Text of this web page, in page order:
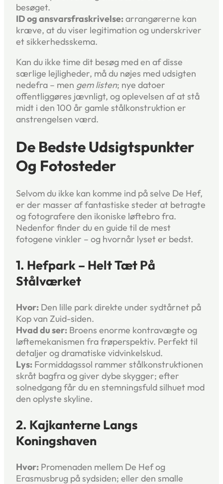
besøget.
ID og ansvarsfraskrivelse:arrangørerne kan
kræve, at du viser legitimation og underskriver
et sikkerheds­skema.
Kan du ikke time dit besøg med en af disse
særlige lejligheder, må du nøjes med udsigten
nedefra – men gem listen; nye datoer
offentliggøres jævnligt, og oplevelsen af at stå
midt i den 100 år gamle stålkonstruktion er
anstrengelsen værd.
De Bedste Udsigtspunkter
Og Fotosteder
Selvom du ikke kan komme ind på selve De Hef,
er der masser af fantastiske steder at betragte
og fotografere den ikoniske løftebro fra.
Nedenfor finder du en guide til de mest
fotogene vinkler – og hvornår lyset er bedst.
1. Hefpark – Helt Tæt På
Stålværket
Hvor: Den lille park direkte under sydtårnet på
Kop van Zuid-siden.
Hvad du ser: Broens enorme kontravægte og
løfte­mekanismen fra frøperspektiv. Perfekt til
detaljer og dramatiske vidvinkel­skud.
Lys: Formiddagssol rammer stål­konstruktionen
skråt bagfra og giver dybe skygger; efter
solnedgang får du en stemningsfuld silhuet mod
den oplyste skyline.
2. Kajkanterne Langs
Koningshaven
Hvor: Promenaden mellem De Hef og
Erasmusbrug på sydsiden; eller den smalle